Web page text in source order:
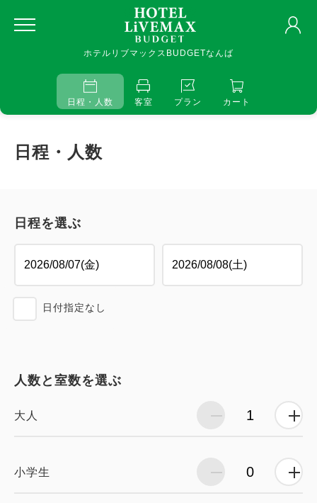
ホテルリブマックスBUDGETなんば
日程・人数 客室 プラン カート
日程・人数
日程を選ぶ
日付指定なし
人数と室数を選ぶ
大人
小学生